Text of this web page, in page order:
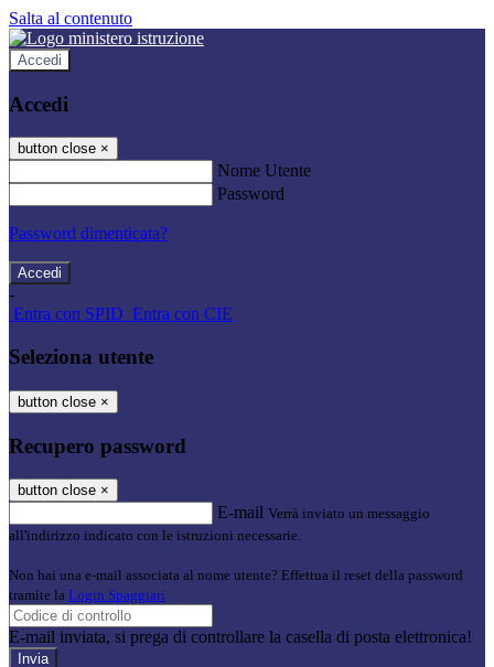
Salta al contenuto
Accedi
Accedi
button close ×
Nome Utente
Password
Password dimenticata?
-
Entra con SPID Entra con CIE
Seleziona utente
button close ×
Recupero password
button close ×
E-mail Verrà inviato un messaggio
all'indirizzo indicato con le istruzioni necessarie.
Non hai una e-mail associata al nome utente? Effettua il reset della password
tramite la Login Spaggiari
E-mail inviata, si prega di controllare la casella di posta elettronica!